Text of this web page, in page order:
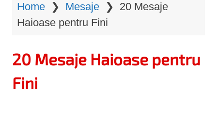
Home ❯ Mesaje ❯ 20 Mesaje
Haioase pentru Fini
20 Mesaje Haioase pentru
Fini